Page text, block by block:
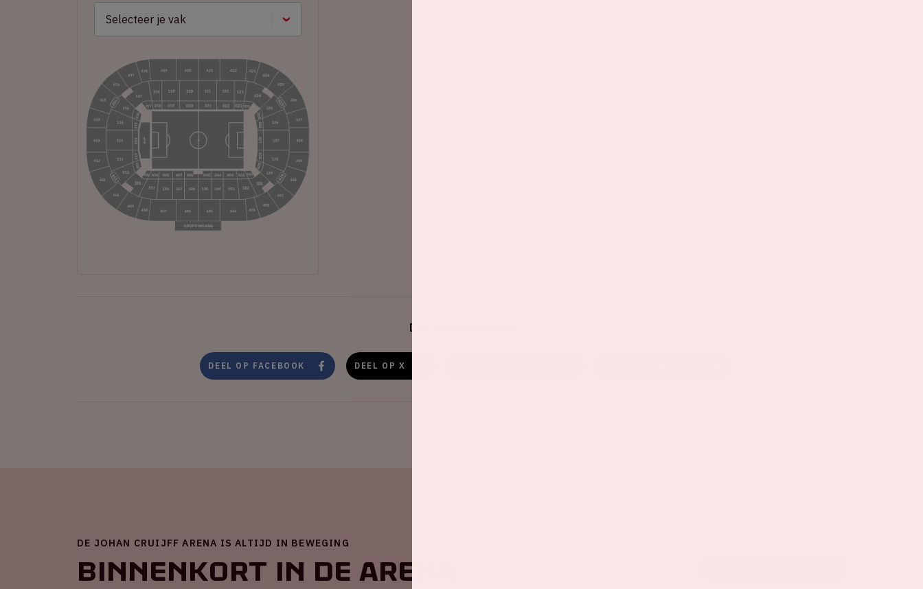
Deel dit evenement
DEEL OP FACEBOOK DEEL OP X
DE JOHAN CRUIJFF ARENA IS ALTIJD IN BEWEGING
Binnenkort in de ArenA